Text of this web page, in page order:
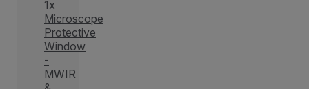
1x
Microscope
Protective
Window
-
MWIR